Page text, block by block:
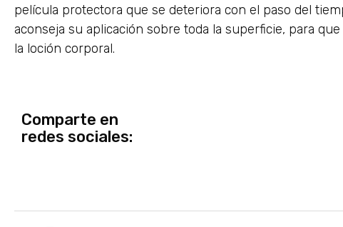
película protectora que se deteriora con el paso del
aconseja su aplicación sobre toda la superficie, para
la loción corporal.
Comparte en
redes sociales: